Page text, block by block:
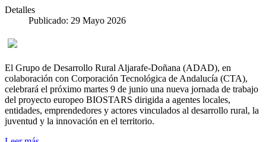
Detalles
Publicado: 29 Mayo 2026
El Grupo de Desarrollo Rural Aljarafe-Doñana (ADAD), en
colaboración con Corporación Tecnológica de Andalucía (CTA),
celebrará el próximo martes 9 de junio una nueva jornada de trabajo
del proyecto europeo BIOSTARS dirigida a agentes locales,
entidades, emprendedores y actores vinculados al desarrollo rural, la
juventud y la innovación en el territorio.